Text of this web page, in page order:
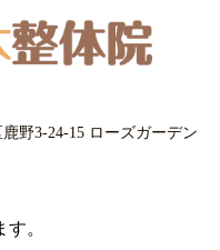
野3-24-15 ローズガーデン